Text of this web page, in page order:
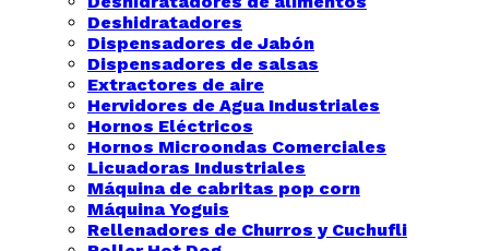
Deshidratadores
Dispensadores de Jabón
Dispensadores de salsas
Extractores de aire
Hervidores de Agua Industriales
Hornos Eléctricos
Hornos Microondas Comerciales
Licuadoras Industriales
Máquina de cabritas pop corn
Máquina Yoguis
Rellenadores de Churros y Cuchufli